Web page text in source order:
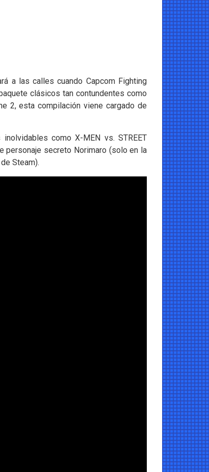
a las calles cuando Capcom Fighting
clásicos tan contundentes como
2, esta compilación viene cargado de
como X-MEN vs. STREET
personaje secreto Norimaro (solo en la
Steam).